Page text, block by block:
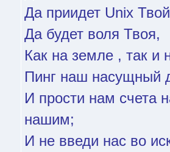
Да приидет Unix
Да будет воля Твоя,
Как на земле , так и
Пинг наш насущный
И прости нам счета
нашим;
И не введи нас во